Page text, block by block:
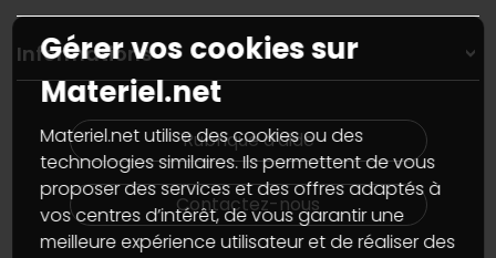
Garanties,Pack Zen
SAV, demander un retour
Informations
Guides d'achats et tutoriels
On répare votre PC portable
On rachète votre carte graphique
PC sur mesure : Votre RDV personnalisé
Notre démarche écologique
Materiel.net recrute
Notre programme d'affiliation
Partenariat & Sponsoring
Informations
Plan du site
Nos marques
Conditions générales de vente
Marketplace
Informations légales
Données personnellesetcookies
Gérer vos cookies
Rubrique d'aide
Contactez-nous
Gérer vos cookies sur
Materiel.net
Materiel.net utilise des cookies ou des
technologies similaires. Ils permettent de vous
proposer des services et des offres adaptés à
vos centres d’intérêt, de vous garantir une
meilleure expérience utilisateur et de réaliser des